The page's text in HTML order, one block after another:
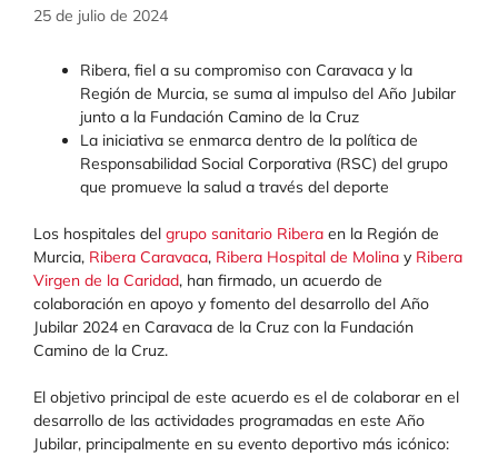
25 de julio de 2024
Ribera, fiel a su compromiso con Caravaca y la
Región de Murcia, se suma al impulso del Año Jubilar
junto a la Fundación Camino de la Cruz
La iniciativa se enmarca dentro de la política de
Responsabilidad Social Corporativa (RSC) del grupo
que promueve la salud a través del deporte
Los hospitales del grupo sanitario Ribera en la Región de
Murcia, Ribera Caravaca, Ribera Hospital de Molina y Ribera
Virgen de la Caridad, han firmado, un acuerdo de
colaboración en apoyo y fomento del desarrollo del Año
Jubilar 2024 en Caravaca de la Cruz con la Fundación
Camino de la Cruz.
El objetivo principal de este acuerdo es el de colaborar en el
desarrollo de las actividades programadas en este Año
Jubilar, principalmente en su evento deportivo más icónico: